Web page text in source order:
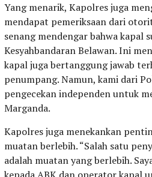
Yang menarik, Kapolres juga
mendapat pemeriksaan dari
senang mendengar bahwa kapal
Kesyahbandaran Belawan. Ini
kapal juga bertanggung jawab
penumpang. Namun, kami dari
pengecekan independen untuk
Marganda.
Kapolres juga menekankan
muatan berlebih. “Salah satu
adalah muatan yang berlebih.